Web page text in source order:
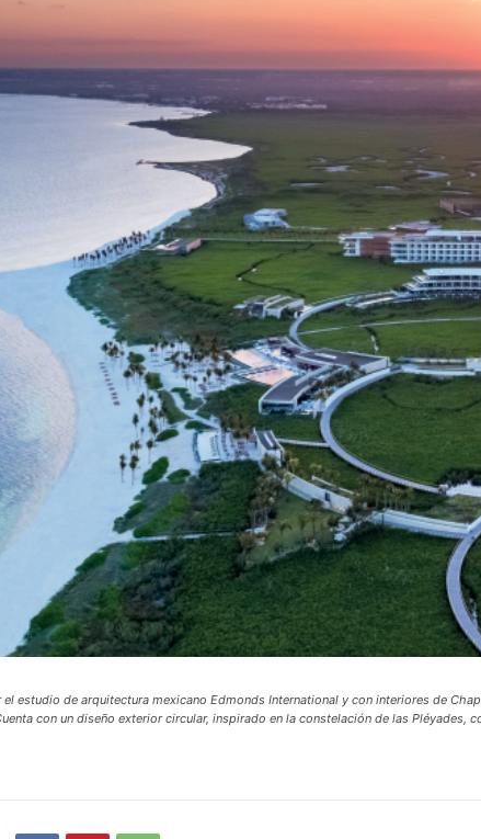
estudio de arquitectura mexicano Edmonds International y con interiores de
con un diseño exterior circular, inspirado en la constelación de las Pléyades,